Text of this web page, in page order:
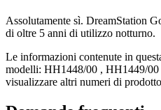
Assolutamente sì. DreamStation
di oltre 5 anni di utilizzo notturno.
Le informazioni contenute in
modelli: HH1448/00 , HH1449/00
visualizzare altri numeri di